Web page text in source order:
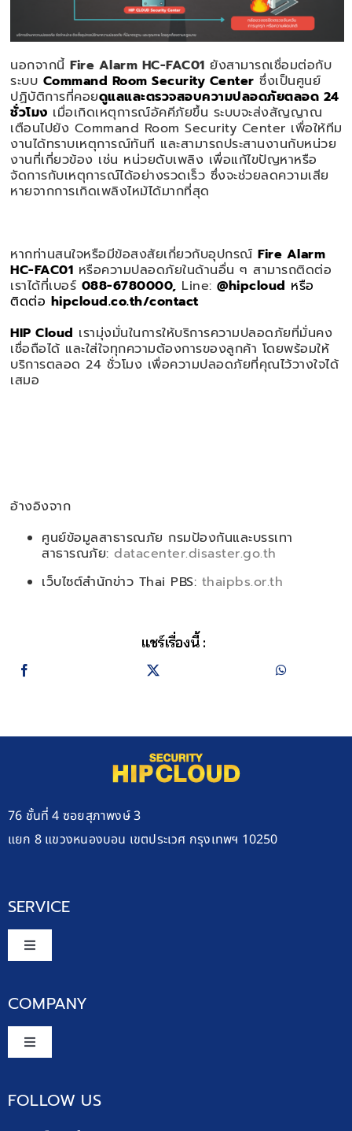
นอกจากนี้ Fire Alarm HC-FAC01 ยังสามารถเชื่อมต่อกับ
ระบบ Command Room Security Center ซึ่งเป็นศูนย์
ปฏิบัติการที่คอยดูแลและตรวจสอบความปลอดภัยตลอด 24
ชั่วโมง เมื่อเกิดเหตุการณ์อัคคีภัยขึ้น ระบบจะส่งสัญญาณ
เตือนไปยัง Command Room Security Center เพื่อให้ทีม
งานได้ทราบเหตุการณ์ทันที และสามารถประสานงานกับหน่วย
งานที่เกี่ยวข้อง เช่น หน่วยดับเพลิง เพื่อแก้ไขปัญหาหรือ
จัดการกับเหตุการณ์ได้อย่างรวดเร็ว ซึ่งจะช่วยลดความเสีย
หายจากการเกิดเพลิงไหม้ได้มากที่สุด
หากท่านสนใจหรือมีข้อสงสัยเกี่ยวกับอุปกรณ์ Fire Alarm
HC-FAC01 หรือความปลอดภัยในด้านอื่น ๆ สามารถติดต่อ
เราได้ที่เบอร์ 088-6780000, Line: @hipcloud หรือ
ติดต่อ hipcloud.co.th/contact
HIP Cloud เรามุ่งมั่นในการให้บริการความปลอดภัยที่มั่นคง
เชื่อถือได้ และใส่ใจทุกความต้องการของลูกค้า โดยพร้อมให้
บริการตลอด 24 ชั่วโมง เพื่อความปลอดภัยที่คุณไว้วางใจได้
เสมอ
อ้างอิงจาก
ศูนย์ข้อมูลสาธารณภัย กรมป้องกันและบรรเทา
สาธารณภัย: datacenter.disaster.go.th
เว็บไซต์สำนักข่าว Thai PBS: thaipbs.or.th
แชร์เรื่องนี้ :
76 ชั้นที่ 4 ซอยสุภาพงษ์ 3
แยก 8 แขวงหนองบอน เขตประเวศ กรุงเทพฯ 10250
SERVICE
Toggle
งานบริการให้เช่าอุปกรณ์
Command Center
COMPANY
Toggle
FOLLOW US